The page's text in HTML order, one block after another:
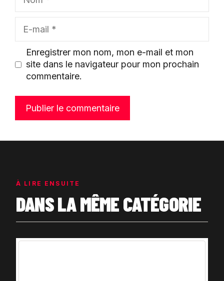
mail
Enregistrer mon nom, mon e-mail et mon
site dans le navigateur pour mon prochain
commentaire.
À LIRE ENSUITE
DANS LA MÊME CATÉGORIE